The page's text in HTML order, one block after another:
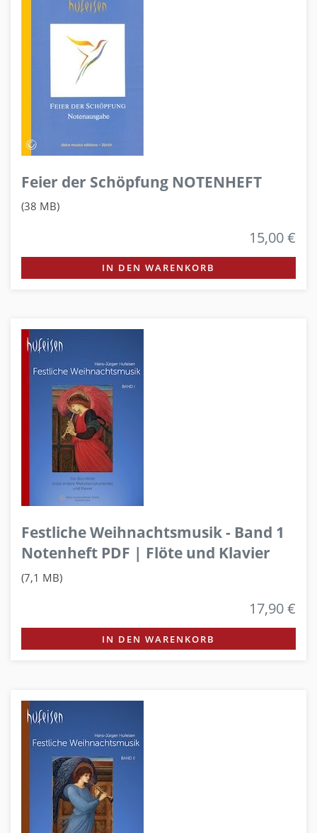
Feier der Schöpfung NOTENHEFT
(38 MB)
15,00 €
IN DEN WARENKORB
Festliche Weihnachtsmusik - Band 1
Notenheft PDF | Flöte und Klavier
(7,1 MB)
17,90 €
IN DEN WARENKORB